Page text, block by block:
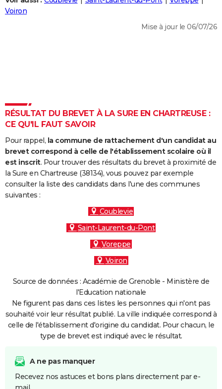
Destinations
City break
Voyage nature
Voyage de noces
Forum
Climat
+
PHOTO
Dictionnaire
Biographies
Citations
Expressions
Proverbes
PROGRAMME TV
S'inscrire
Se connecter
Lycées
Collèges
Primaires
Universités
Entreprises
Service militaire
Avis de recherche
AVIS DE DÉCÈS
FORUM
Bricolage
Lifestyle
Culture
SportAuto
Television
Voyage
Cinema
Voiron
Mise à jour le 06/07/26
RÉSULTAT DU BREVET À LA SURE EN CHARTREUSE :
CE QU'IL FAUT SAVOIR
Pour rappel, la commune de rattachement d'un candidat au
brevet correspond à celle de l'établissement scolaire où il
est inscrit. Pour trouver des résultats du brevet à proximité de
la Sure en Chartreuse (38134), vous pouvez par exemple
consulter la liste des candidats dans l'une des communes
suivantes :
Coublevie
Saint-Laurent-du-Pont
Voreppe
Voiron
Source de données : Académie de Grenoble - Ministère de
l'Education nationale
Ne figurent pas dans ces listes les personnes qui n'ont pas
souhaité voir leur résultat publié. La ville indiquée correspond à
celle de l'établissement d'origine du candidat. Pour chacun, le
type de brevet est indiqué avec le résultat.
A ne pas manquer
Recevez nos astuces et bons plans directement par e-